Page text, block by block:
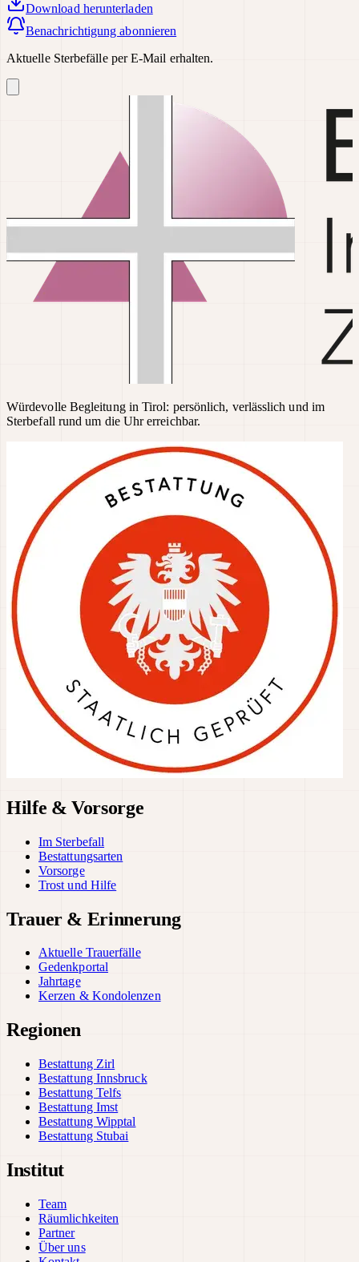
Download herunterladen
Benachrichtigung abonnieren
Aktuelle Sterbefälle per E-Mail erhalten.
Würdevolle Begleitung in Tirol: persönlich, verlässlich und im
Sterbefall rund um die Uhr erreichbar.
Hilfe & Vorsorge
Im Sterbefall
Bestattungsarten
Vorsorge
Trost und Hilfe
Trauer & Erinnerung
Aktuelle Trauerfälle
Gedenkportal
Jahrtage
Kerzen & Kondolenzen
Regionen
Bestattung Zirl
Bestattung Innsbruck
Bestattung Telfs
Bestattung Imst
Bestattung Wipptal
Bestattung Stubai
Institut
Team
Räumlichkeiten
Partner
Über uns